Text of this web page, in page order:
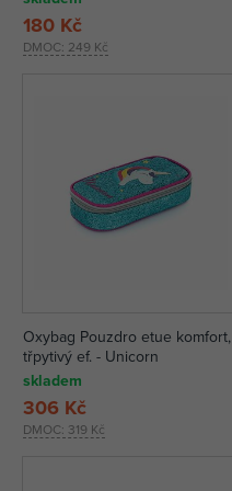
DMOC: 249 Kč
180 Kč
Oxybag Pouzdro etue komfort,
třpytivý ef. - Unicorn
skladem
DMOC: 319 Kč
306 Kč